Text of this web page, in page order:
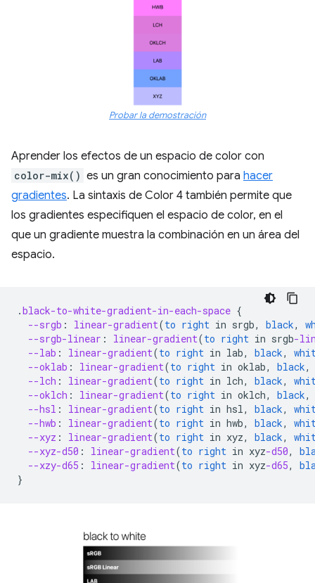
Probar la demostración
Aprender los efectos de un espacio de color con
color-mix() es un gran conocimiento para hacer
gradientes. La sintaxis de Color 4 también permite que
los gradientes especifiquen el espacio de color, en el
que un gradiente muestra la combinación en un área del
espacio.
.black-to-white-gradient-in-each-space {
--srgb : linear-gradient(to right in srgb, black,
--srgb-linear : linear-gradient(to right in srgb-
--lab : linear-gradient(to right in lab, black,
--oklab : linear-gradient(to right in oklab, black,
--lch : linear-gradient(to right in lch, black,
--oklch : linear-gradient(to right in oklch, black,
--hsl : linear-gradient(to right in hsl, black,
--hwb : linear-gradient(to right in hwb, black,
--xyz : linear-gradient(to right in xyz, black,
--xyz-d50 : linear-gradient(to right in xyz-d50,
--xzy-d65 : linear-gradient(to right in xyz-d65,
}